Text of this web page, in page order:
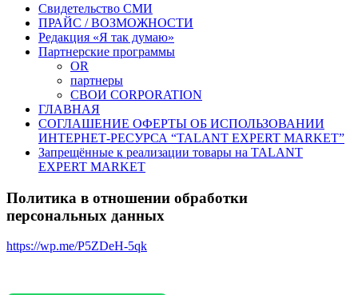
Свидетельство СМИ
ПРАЙС / ВОЗМОЖНОСТИ
Редакция «Я так думаю»
Партнерские программы
OR
партнеры
СВОИ CORPORATION
ГЛАВНАЯ
СОГЛАШЕНИЕ ОФЕРТЫ ОБ ИСПОЛЬЗОВАНИИ
ИНТЕРНЕТ-РЕСУРСА “TALANT EXPERT MARKET”
Запрещённые к реализации товары на TALANT
EXPERT MARKET
Политика в отношении обработки
персональных данных
https://wp.me/P5ZDeH-5qk